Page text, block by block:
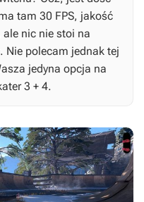
tam 30 FPS, jakość
nic nie stoi na
Nie polecam jednak tej
jedyna opcja na
3 + 4.